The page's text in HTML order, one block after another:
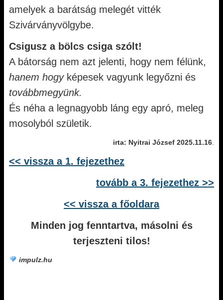
amelyek a barátság melegét vitték
Szivárványvölgybe.
Csigusz a bölcs csiga szólt!
A bátorság nem azt jelenti, hogy nem félünk,
hanem hogyképesek vagyunk legyőzni és
továbbmegyünk.
És néha a legnagyobb láng egy apró, meleg
mosolyból születik.
irta: Nyitrai József 2025.11.16
<< vissza a 1. fejezethez
tovább a 3. fejezethez >>
<< vissza a főoldara
Minden jog fenntartva, másolni és
terjeszteni tilos!
impulz.hu